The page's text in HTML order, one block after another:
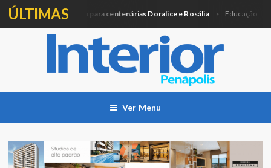
ÚLTIMAS
entregará Medalha para centenárias Doralice e Rosália Educação
Ver Menu